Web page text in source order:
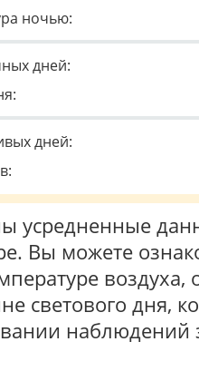
ночью:
дней:
дней:
усредненные
Вы можете
воздуха,
светового дня,
наблюдений